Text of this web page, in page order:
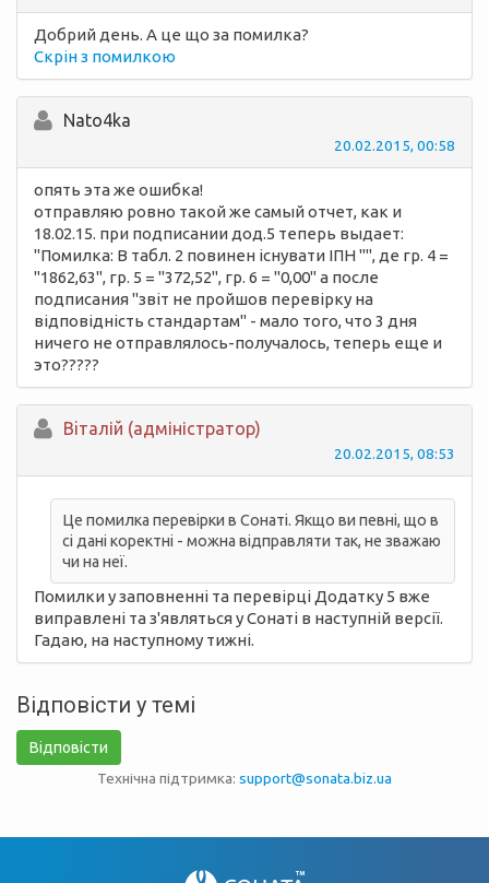
Добрий день. А це що за помилка?
Скрін з помилкою
Nato4ka
20.02.2015, 00:58
опять эта же ошибка!
отправляю ровно такой же самый отчет, как и
18.02.15. при подписании дод.5 теперь выдает:
"Помилка: В табл. 2 повинен існувати ІПН "", де гр. 4 =
"1862,63", гр. 5 = "372,52", гр. 6 = "0,00" а после
подписания "звіт не пройшов перевірку на
відповідність стандартам" - мало того, что 3 дня
ничего не отправлялось-получалось, теперь еще и
это?????
Вiталій (адміністратор)
20.02.2015, 08:53
Це помилка перевірки в Сонаті. Якщо ви певні, що в
сі дані коректні - можна відправляти так, не зважаю
чи на неї.
Помилки у заповненні та перевірці Додатку 5 вже
виправлені та з'являться у Сонаті в наступній версії.
Гадаю, на наступному тижні.
Відповісти у темі
Відповісти
Технічна підтримка: support@sonata.biz.ua